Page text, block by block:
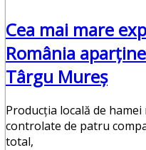
Cea mai mare
România
Târgu Mureș
Producția locală de
controlate de patru
total,